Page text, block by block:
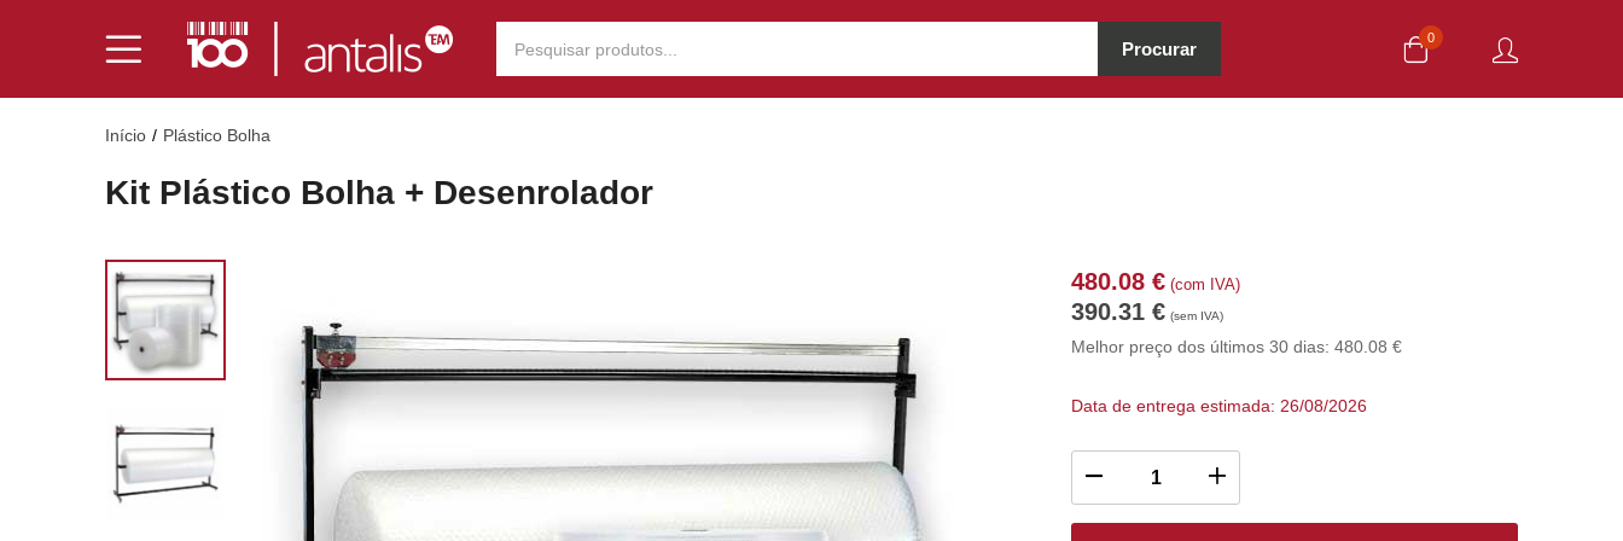
Procurar
0
Início Plástico Bolha
Kit Plástico Bolha + Desenrolador
480.08 € (com IVA)
390.31 € (sem IVA)
Melhor preço dos últimos 30 dias: 480.08 €
Data de entrega estimada: 26/08/2026